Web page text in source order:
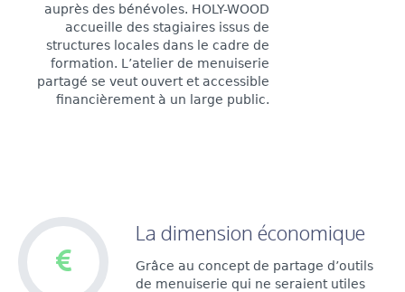
auprès des bénévoles. HOLY-WOOD
accueille des stagiaires issus de
structures locales dans le cadre de
formation. L’atelier de menuiserie
partagé se veut ouvert et accessible
financièrement à un large public.
La dimension économique
Grâce au concept de partage d’outils
de menuiserie qui ne seraient utiles